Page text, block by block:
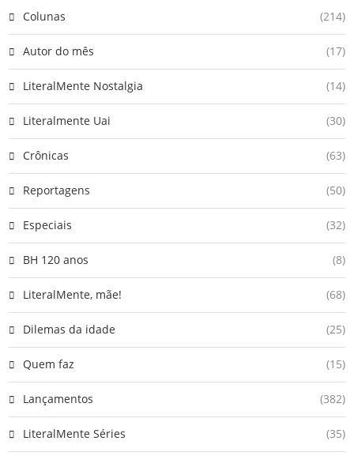
Colunas (214)
Autor do mês (17)
LiteralMente Nostalgia (14)
Literalmente Uai (30)
Crônicas (63)
Reportagens (50)
Especiais (32)
BH 120 anos (8)
LiteralMente, mãe! (68)
Dilemas da idade (25)
Quem faz (15)
Lançamentos (382)
LiteralMente Séries (35)